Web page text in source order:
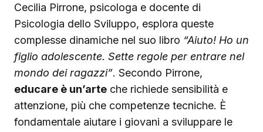
Cecilia Pirrone, psicologa e docente di
Psicologia dello Sviluppo, esplora queste
complesse dinamiche nel suo libro “Aiuto! Ho un
figlio adolescente. Sette regole per entrare nel
mondo dei ragazzi”. Secondo Pirrone,
educare è un’arte che richiede sensibilità e
attenzione, più che competenze tecniche. È
fondamentale aiutare i giovani a sviluppare le